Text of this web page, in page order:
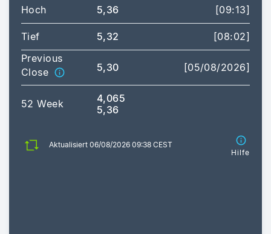
Hoch 5,36 [09:13]
Tief 5,32
[08:02]
Previous
Close
5,30 [05/08/2026]
52 Week
4,065
5,36
Aktualisiert 06/08/2026 09:38 CEST
Hilfe